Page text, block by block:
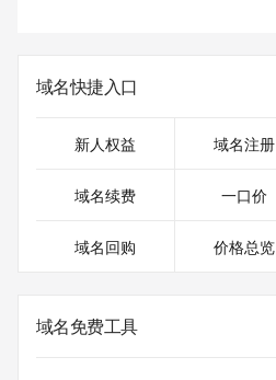
域名快捷入口
新人权益 域名注册
域名续费 一口价
域名回购 价格总览
域名免费工具